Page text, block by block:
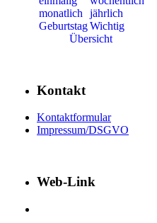
monatlich
jährlich
GeburtstagWichtig
Übersicht
Kontakt
Kontaktformular
Impressum/DSGVO
Web-Link